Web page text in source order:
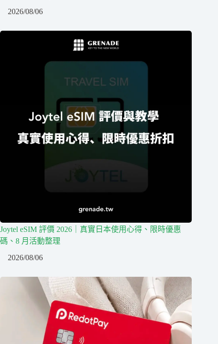
2026/08/06
Joytel eSIM 評價 2026｜真實日本使用心得、限時優惠
碼、8 月活動整理
2026/08/06